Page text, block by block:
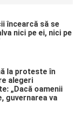
încearcă să se
nici pe ei, nici pe
la proteste în
alegeri
„Dacă oamenii
guvernarea va